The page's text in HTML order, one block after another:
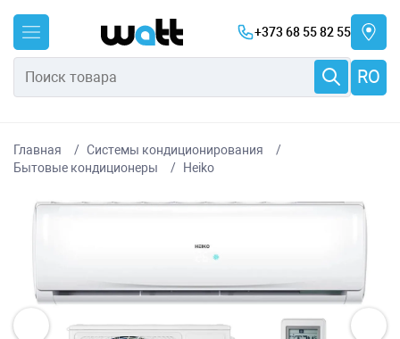
+373 68 55 82 55
RO
Главная
Системы кондиционирования
Бытовые кондиционеры
Heiko